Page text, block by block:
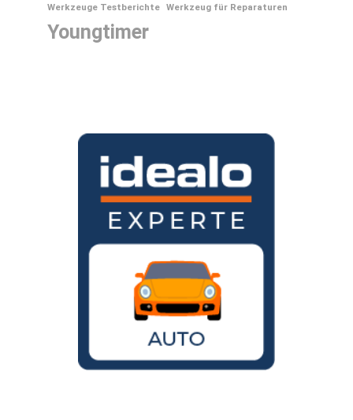
Werkzeuge Testberichte Werkzeug für Reparaturen
Youngtimer